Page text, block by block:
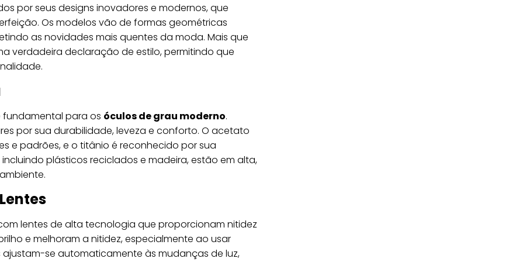
por seus designs inovadores e modernos, que
Os modelos vão de formas geométricas
as novidades mais quentes da moda. Mais que
verdadeira declaração de estilo, permitindo que
fundamental para os óculos de grau moderno.
por sua durabilidade, leveza e conforto. O acetato
e padrões, e o titânio é reconhecido por sua
plásticos reciclados e madeira, estão em alta,
lentes de alta tecnologia que proporcionam nitidez
e melhoram a nitidez, especialmente ao usar
se automaticamente às mudanças de luz,